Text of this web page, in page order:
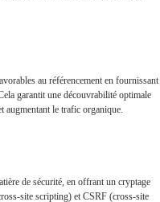
au référencement en fournissant
garantit une découvrabilité optimale
augmentant le trafic organique.
de sécurité, en offrant un cryptage
site scripting) et CSRF (cross-site